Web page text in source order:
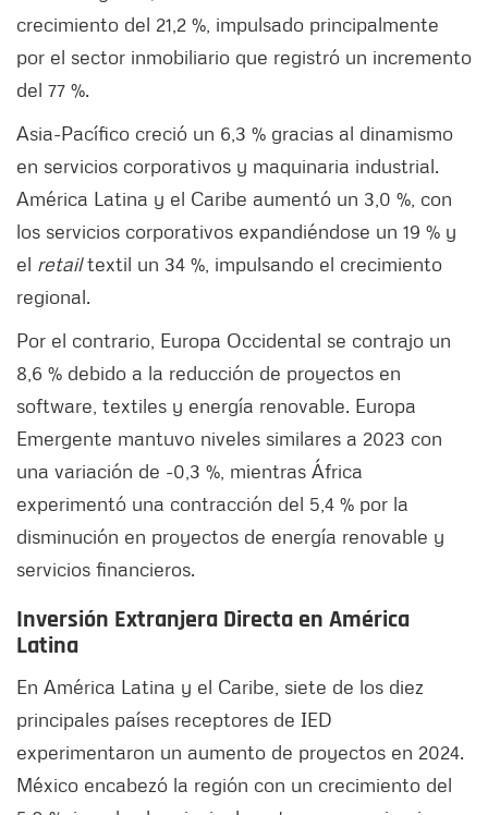
crecimiento del 21,2 %, impulsado principalmente
por el sector inmobiliario que registró un incremento
del 77 %.​
Asia-Pacífico creció un 6,3 % gracias al dinamismo
en servicios corporativos y maquinaria industrial.
América Latina y el Caribe aumentó un 3,0 %, con
los servicios corporativos expandiéndose un 19 % y
el retailtextil un 34 %, impulsando el crecimiento
regional.​
Por el contrario, Europa Occidental se contrajo un
8,6 % debido a la reducción de proyectos en
software, textiles y energía renovable. Europa
Emergente mantuvo niveles similares a 2023 con
una variación de -0,3 %, mientras África
experimentó una contracción del 5,4 % por la
disminución en proyectos de energía renovable y
servicios financieros.​
Inversión Extranjera Directa en América
Latina
En América Latina y el Caribe, siete de los diez
principales países receptores de IED
experimentaron un aumento de proyectos en 2024.
México encabezó la región con un crecimiento del